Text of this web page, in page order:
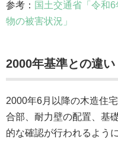
参考： 国土交通省「令和
物の被害状況」
2000年基準との違い
2000年6月以降の木造住
合部、耐力壁の配置、基
的な確認が行われるよう